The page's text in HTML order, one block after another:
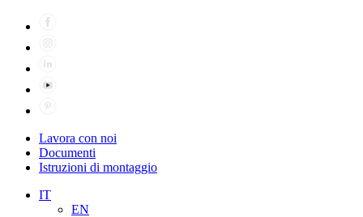
Lavora con noi
Documenti
Istruzioni di montaggio
IT
EN